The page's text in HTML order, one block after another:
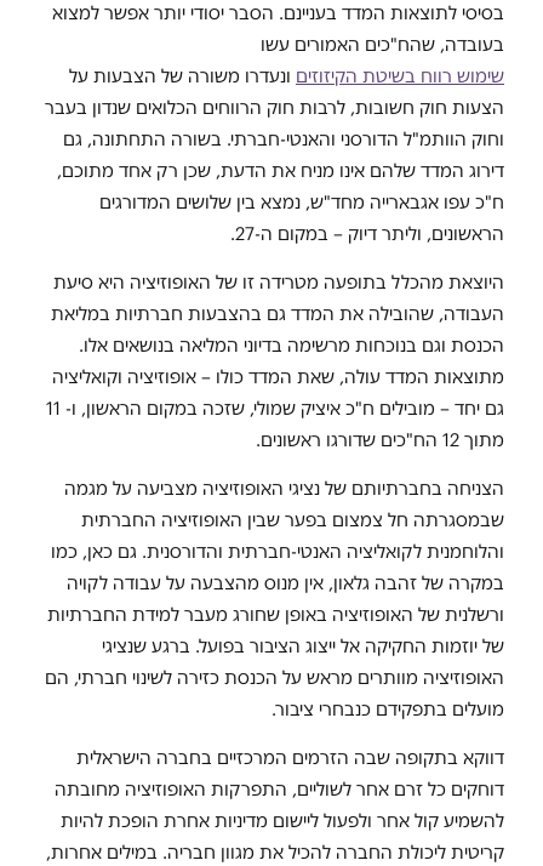
בסיסי לתוצאות המדד בעניינם. הסבר יסודי יותר אפשר למצוא
בעובדה, שהח"כים האמורים עשו
שימוש רווח בשיטת הקיזוזים ונעדרו משורה של הצבעות על
הצעות חוק חשובות, לרבות חוק הרווחים הכלואים שנדון בעבר
וחוק הוותמ"ל הדורסני והאנטי-חברתי. בשורה התחתונה, גם
דירוג המדד שלהם אינו מניח את הדעת, שכן רק אחד מתוכם,
ח"כ עפו אגבארייה מחד"ש, נמצא בין שלושים המדורגים
הראשונים, וליתר דיוק – במקום ה-27.
היוצאת מהכלל בתופעה מטרידה זו של האופוזיציה היא סיעת
העבודה, שהובילה את המדד גם בהצבעות חברתיות במליאת
הכנסת וגם בנוכחות מרשימה בדיוני המליאה בנושאים אלו.
מתוצאות המדד עולה, שאת המדד כולו – אופוזיציה וקואליציה
גם יחד – מובילים ח"כ איציק שמולי, שזכה במקום הראשון, ו- 11
מתוך 12 הח"כים שדורגו ראשונים.
הצניחה בחברתיותם של נציגי האופוזיציה מצביעה על מגמה
שבמסגרתה חל צמצום בפער שבין האופוזיציה החברתית
והלוחמנית לקואליציה האנטי-חברתית והדורסנית. גם כאן, כמו
במקרה של זהבה גלאון, אין מנוס מהצבעה על עבודה לקויה
ורשלנית של האופוזיציה באופן שחורג מעבר למידת החברתיות
של יוזמות החקיקה אל ייצוג הציבור בפועל. ברגע שנציגי
האופוזיציה מוותרים מראש על הכנסת כזירה לשינוי חברתי, הם
מועלים בתפקידם כנבחרי ציבור.
דווקא בתקופה שבה הזרמים המרכזיים בחברה הישראלית
דוחקים כל זרם אחר לשוליים, התפרקות האופוזיציה מחובתה
להשמיע קול אחר ולפעול ליישום מדיניות אחרת הופכת להיות
קריטית ליכולת החברה להכיל את מגוון חבריה. במילים אחרות,